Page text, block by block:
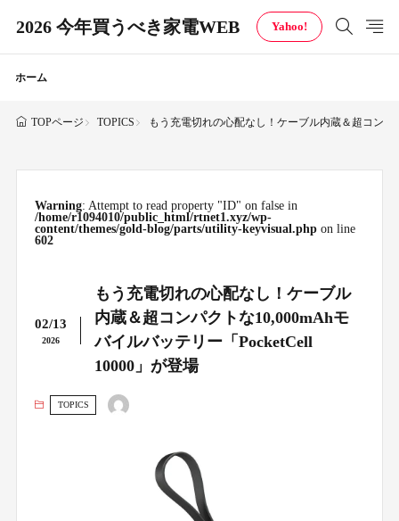
2026 今年買うべき家電WEB Yahoo!
ホーム
TOPページ TOPICS もう充電切れの心配なし！ケーブル内蔵＆超コンパ
Warning: Attempt to read property "ID" on false in
/home/r1094010/public_html/rtnet1.xyz/wp-
content/themes/gold-blog/parts/utility-keyvisual.phpon line
602
02/13
2026
もう充電切れの心配なし！ケーブル
内蔵＆超コンパクトな10,000mAhモ
バイルバッテリー「PocketCell
10000」が登場
TOPICS